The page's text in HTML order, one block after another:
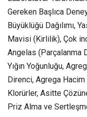
Gereken Başlıca
Büyüklüğü Dağılımı,
Mavisi (Kirlilik), Çok
Angelas (Parçalanma
Yığın Yoğunluğu,
Direnci, Agrega Hacim
Klorürler, Asitte
Priz Alma ve